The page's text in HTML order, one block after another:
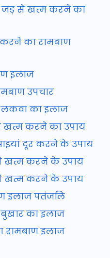
जड़ से खत्म करने का
का रामबाण
इलाज
उपचार
लकवा का इलाज
करने का उपाय
दूर करने के उपाय
खत्म करने के उपाय
खत्म करने के उपाय
इलाज पतंजलि
बुखार का इलाज
रामबाण इलाज